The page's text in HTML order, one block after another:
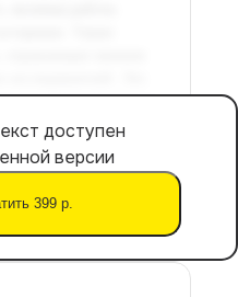
доступен
версии
399 р.